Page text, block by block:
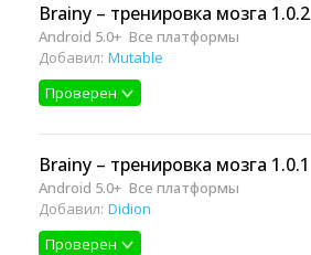
Brainy – тренировка мозга 1.0.2
Android 5.0+ Все платформы
Добавил: Mutable
Проверен
Brainy – тренировка мозга 1.0.1
Android 5.0+ Все платформы
Добавил: Didion
Проверен